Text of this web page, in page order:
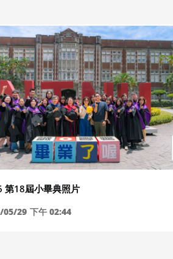
第18屆小畢典照片
05/29 下午 02:44